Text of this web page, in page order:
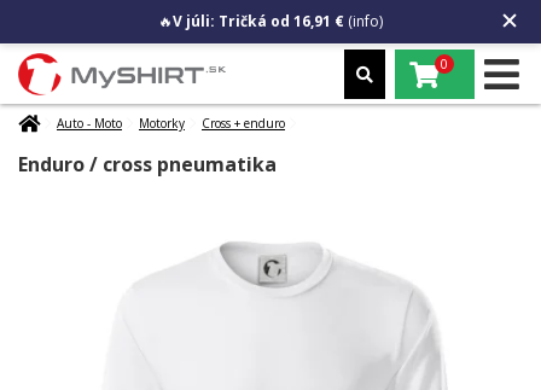
🔥V júli: Tričká od 16,91 € (info)
0
Auto - Moto Motorky Cross + enduro
Enduro / cross pneumatika